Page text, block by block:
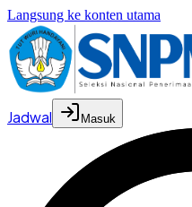
Langsung ke konten utama
Jadwal Masuk